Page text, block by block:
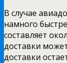
В случае
намного
составляет
доставки
доставки